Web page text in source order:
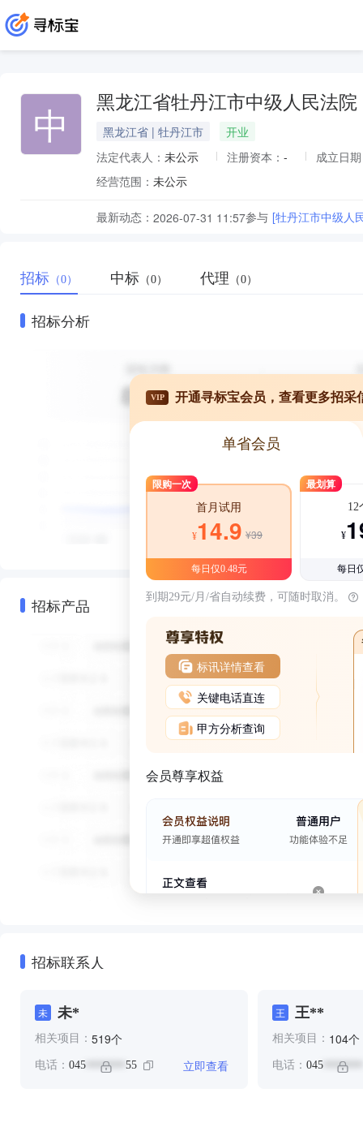
中 黑龙江省牡丹江市中级人民法院
黑龙江省 | 牡丹江市
开业
法定代表人： 未公示 注册资本： -
成立日
经营范围： 未公示
最新动态： 2026-07-31 11:57参与 [牡丹江市中级人
招标 （0） 中标 （0） 代理 （0）
招标分析
招标产品
VIP 开通寻标宝会员，查看更多招采
单省会员
限购一次
首月试用
¥14.9 ¥39
每日仅0.48元
最划算
12
¥
每日
到期29元/月/省自动续费，可随时取消。
标讯详情查看
关键电话直连
甲方分析查询
会员尊享权益
招标联系人
未 未*
相关项目： 519个
电话： 045 ******* 55 立即查看
王 王**
相关项目： 104个
电话： 045*******